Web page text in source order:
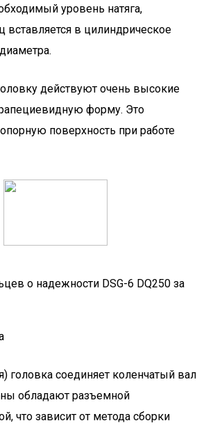
уровень натяга,
в цилиндрическое
действуют очень высокие
форму. Это
поверхность при работе
о надежности DSG-6 DQ250 за
головка соединяет коленчатый вал
обладают разъемной
что зависит от метода сборки